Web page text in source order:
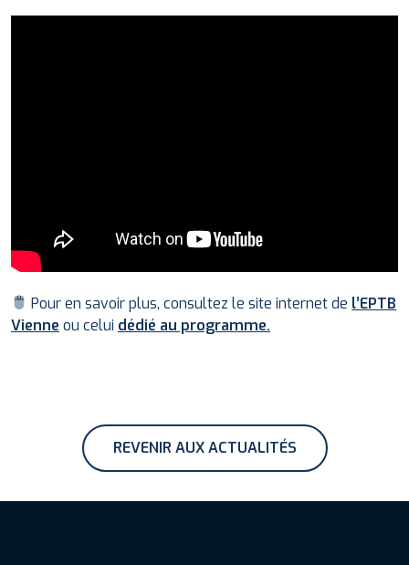
Pour en savoir plus, consultez le site internet de l’EPTB
Vienne ou celui dédié au programme.
REVENIR AUX ACTUALITÉS